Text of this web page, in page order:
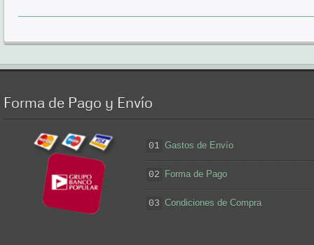
Forma de Pago y Envío
01 Gastos de Envío
02 Forma de Pago
03 Condiciones de Compra